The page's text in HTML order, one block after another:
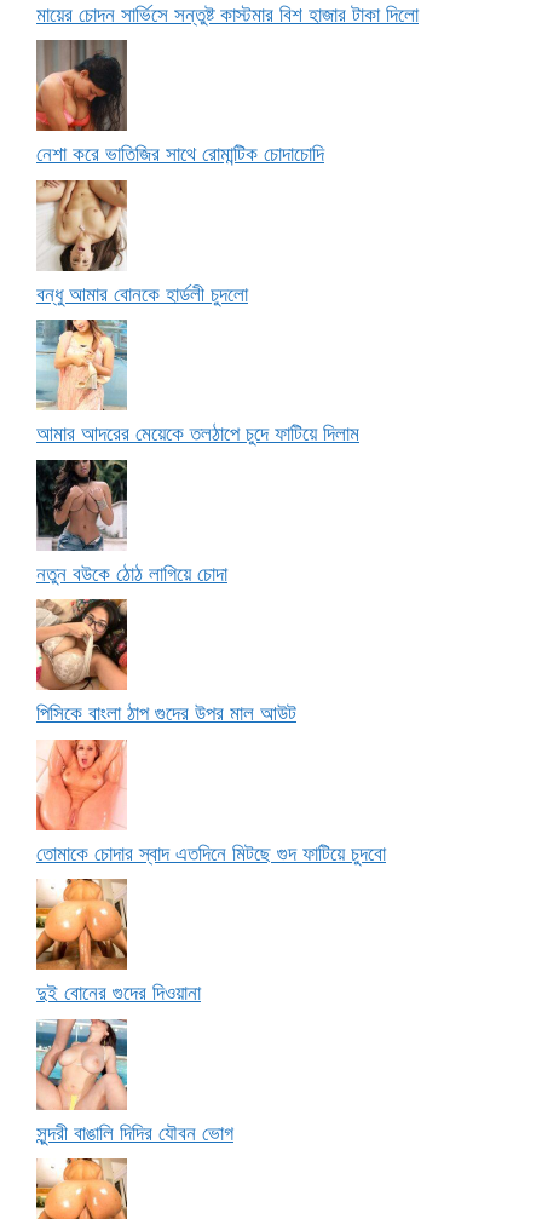
মায়ের চোদন সার্ভিসে সন্তুষ্ট কাস্টমার বিশ হাজার টাকা দিলো
নেশা করে ভাতিজির সাথে রোমান্টিক চোদাচোদি
বন্ধু আমার বোনকে হার্ডলী চুদলো
আমার আদরের মেয়েকে তলঠাপে চুদে ফাটিয়ে দিলাম
নতুন বউকে ঠোঠ লাগিয়ে চোদা
পিসিকে বাংলা ঠাপ গুদের উপর মাল আউট
তোমাকে চোদার স্বাদ এতদিনে মিটছে গুদ ফাটিয়ে চুদবো
দুই বোনের গুদের দিওয়ানা
সুন্দরী বাঙালি দিদির যৌবন ভোগ